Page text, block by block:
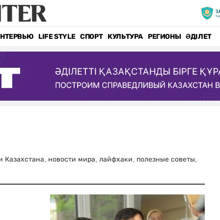
LIFE STYLE СПОРТ КУЛЬТУРА РЕГИОНЫ ӘДІЛЕТ
новости мира, лайфхаки, полезные советы,